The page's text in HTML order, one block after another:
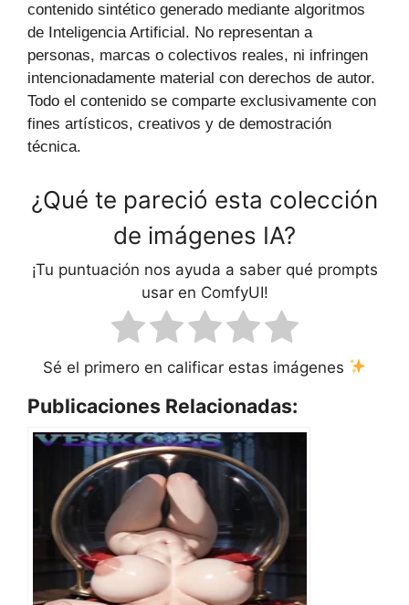
contenido sintético generado mediante algoritmos
de Inteligencia Artificial. No representan a
personas, marcas o colectivos reales, ni infringen
intencionadamente material con derechos de autor.
Todo el contenido se comparte exclusivamente con
fines artísticos, creativos y de demostración
técnica.
¿Qué te pareció esta colección
de imágenes IA?
¡Tu puntuación nos ayuda a saber qué prompts
usar en ComfyUI!
Sé el primero en calificar estas imágenes
Publicaciones Relacionadas: